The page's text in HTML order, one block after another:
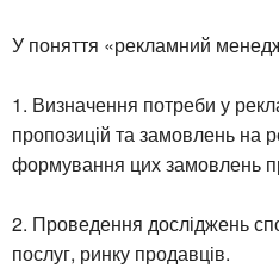
У поняття «рекламний
1. Визначення потреби у
пропозицій та замовлень на
формування цих замовлень
2. Проведення досліджень
послуг, ринку продавців.